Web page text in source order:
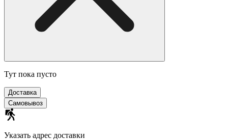
Тут пока пусто
Доставка
Самовывоз
Указать адрес доставки